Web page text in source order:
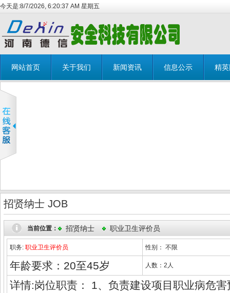
今天是:8/7/2026, 6:20:37 AM 星期五
网站首页 关于我们 新闻资讯 信息公示 精
招贤纳士 JOB
当前位置： 招贤纳士 职业卫生评价员
职务: 职业卫生评价员 性别： 不限
年龄要求：20至45岁 人数：2人
详情:岗位职责： 1、负责建设项目职业病危